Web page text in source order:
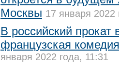
Москвы 17 января 2022
В российский прокат
французская
января 2022 года, 11:31